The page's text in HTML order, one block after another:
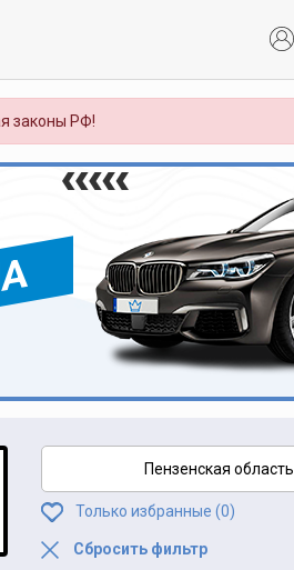
законы РФ!
Пензенская область
Только избранные (0)
Сбросить фильтр